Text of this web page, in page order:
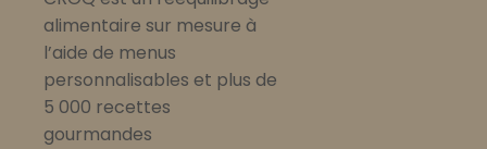
alimentaire sur mesure à
l’aide de menus
personnalisables et plus de
5 000 recettes
gourmandes